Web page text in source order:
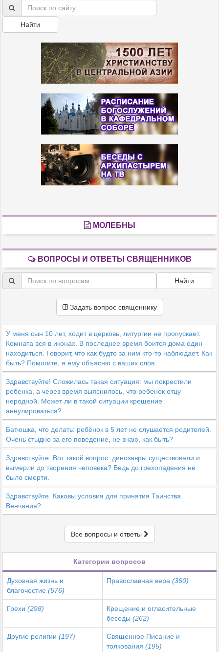
Найти
МОЛЕБНЫ
ВОПРОСЫ И ОТВЕТЫ СВЯЩЕННИКОВ
Найти
Задать вопрос священнику
У меня сын 10 лет, ходит в церковь, литургии не пропускает.
Комната вся в иконах. В последнее время боится дома один
находиться. Говорит, что как будто за ним кто-то наблюдает. Как
быть? Помогите, я ему объясню с ваших слов.
Здравствуйте! Сложилась такая ситуация: мы покрестили
ребенка, а через время выяснилось, что ребенок отцу
неродной. Может ли в такой ситуации крещение
аннулироваться?
Батюшка, что делать: ребёнок в 5 лет не слушается родителей.
Очень стыдно за его поведение, не знаю, как быть?
Здравствуйте. Вот такой вопрос: динозавры существовали и
вымерли до творения человека? Ведь до грехопадения не
было смерти.
Здравствуйте. Каковы условия для принятия Таинства
Венчания?
Все вопросы и ответы
Категории вопросов
Духовная жизнь и
благочестие (576)
Православная вера (360)
Грехи (298)
Крещение и огласительные
беседы (262)
Другие религии (197)
Священное Писание и
толкования (195)